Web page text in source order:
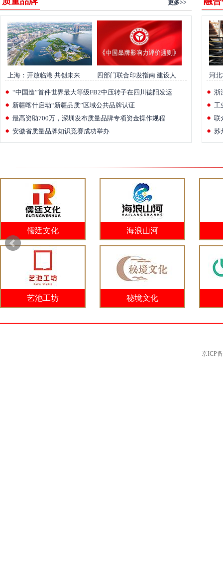
更多>>
上海：开放临港 共创未来
四部门联合印发指南 建设人
工智能产业高质量发展标准体
系
“中国造”首件世界最大等级FB2中压转子在四川德阳发运
新疆喀什启动“新疆品质”区域公共品牌认证
最高资助700万，深圳发布质量品牌专项资金操作规程
安徽省质量品牌知识竞赛成功举办
河
发展
浙
工
实
联
苏
儒廷文化
艺池工坊
海浪山河
秘境文化
京ICP